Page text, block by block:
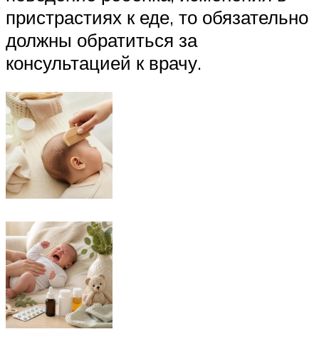
пристрастиях к еде, то обязательно
должны обратиться за
консультацией к врачу.